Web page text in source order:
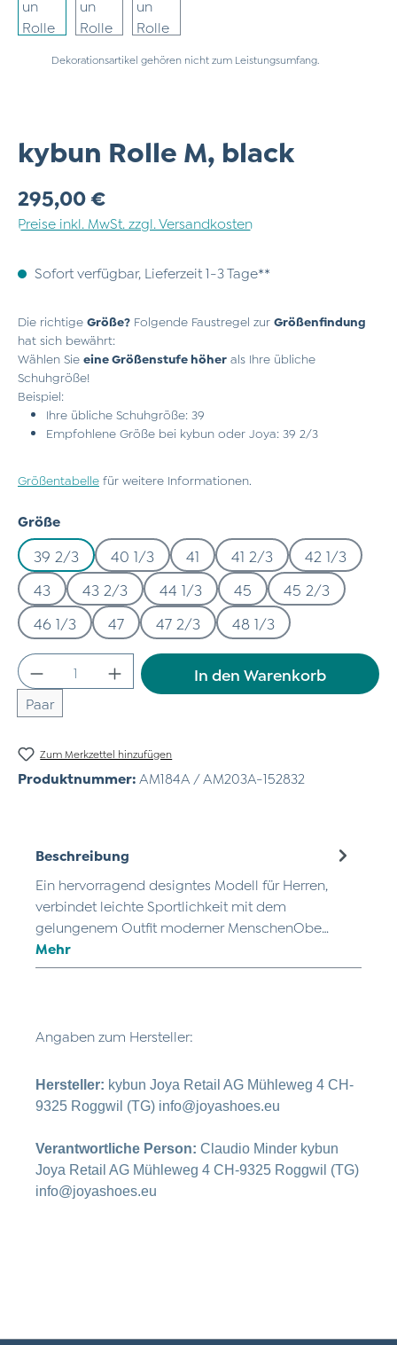
Dekorationsartikel gehören nicht zum Leistungsumfang.
kybun Rolle M, black
Regulärer Preis:
295,00 €
Preise inkl. MwSt. zzgl. Versandkosten
Sofort verfügbar, Lieferzeit 1-3 Tage**
Die richtige Größe? Folgende Faustregel zur Größenfindung
hat sich bewährt:
Wählen Sie eine Größenstufe höher als Ihre übliche
Schuhgröße!
Beispiel:
Ihre übliche Schuhgröße: 39
Empfohlene Größe bei kybun oder Joya: 39 2/3
Größentabelle für weitere Informationen.
Größeauswählen
39 2/3 40 1/3 41 41 2/3
42 1/3
43
43 2/3 44 1/3 45
45 2/3
46 1/3
47 47 2/3 48 1/3
Produkt Anzahl: Gib den gewünschten
Paar
In den Warenkorb
Zum Merkzettel hinzufügen
Produktnummer: AM184A / AM203A-152832
Beschreibung
Ein hervorragend designtes Modell für Herren,
verbindet leichte Sportlichkeit mit dem
gelungenem Outfit moderner MenschenObe…
Mehr
Angaben zum Hersteller:
Hersteller: kybun Joya Retail AG Mühleweg 4 CH-
9325 Roggwil (TG) info@joyashoes.eu
Verantwortliche Person: Claudio Minder kybun
Joya Retail AG Mühleweg 4 CH-9325 Roggwil (TG)
info@joyashoes.eu